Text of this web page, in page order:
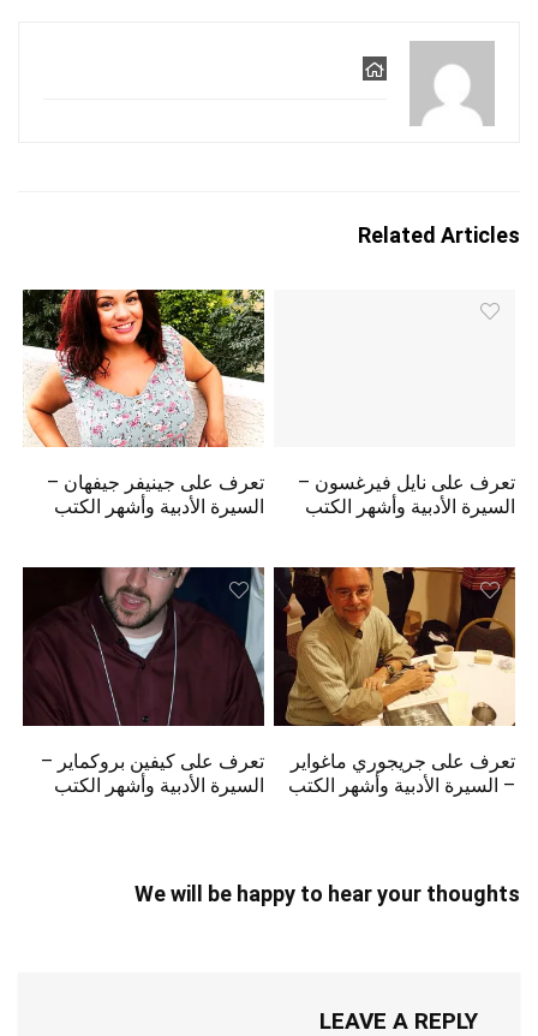
Related Articles
تعرف على نايل فيرغسون –
السيرة الأدبية وأشهر الكتب
تعرف على جينيفر جيفهان –
السيرة الأدبية وأشهر الكتب
تعرف على جريجوري ماغواير
– السيرة الأدبية وأشهر الكتب
تعرف على كيفين بروكماير –
السيرة الأدبية وأشهر الكتب
We will be happy to hear your thoughts
LEAVE A REPLY